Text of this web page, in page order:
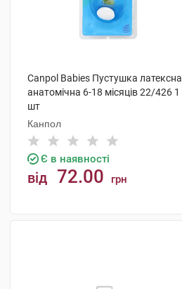
Canpol Babies Пустушка латексна
анатомічна 6-18 місяців 22/426 1
шт
Канпол
Є в наявності
від 72.00 грн